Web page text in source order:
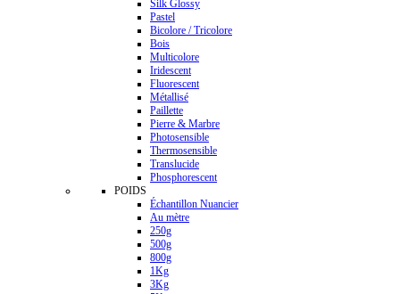
Silk Glossy
Pastel
Bicolore / Tricolore
Bois
Multicolore
Iridescent
Fluorescent
Métallisé
Paillette
Pierre & Marbre
Photosensible
Thermosensible
Translucide
Phosphorescent
POIDS
Échantillon Nuancier
Au mètre
250g
500g
800g
1Kg
3Kg